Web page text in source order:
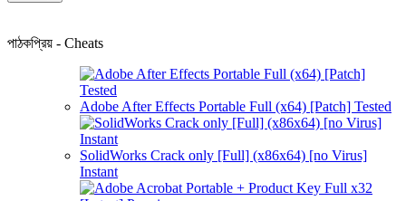
পাঠকপ্রিয় - Cheats
Adobe After Effects Portable Full (x64) [Patch] Tested
SolidWorks Crack only [Full] (x86x64) [no Virus]
Instant